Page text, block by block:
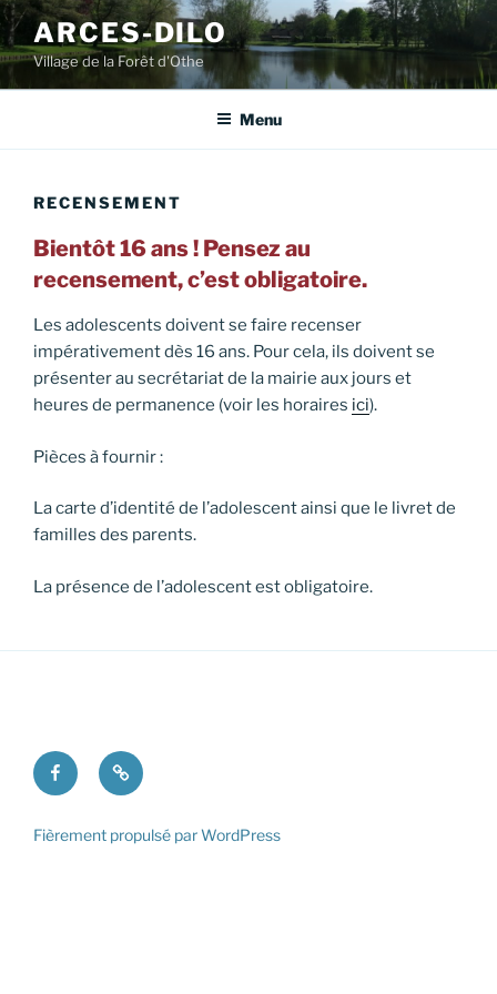
Aller
au
contenu
principal
ARCES-DILO
Village de la Forêt d'Othe
Menu
RECENSEMENT
Bientôt 16 ans ! Pensez au
recensement, c’est obligatoire.
Les adolescents doivent se faire recenser
impérativement dès 16 ans. Pour cela, ils doivent se
présenter au secrétariat de la mairie aux jours et
heures de permanence (voir les horaires ici).
Pièces à fournir :
La carte d’identité de l’adolescent ainsi que le livret de
familles des parents.
La présence de l’adolescent est obligatoire.
FacebookMentions
légales
Fièrement propulsé par WordPress